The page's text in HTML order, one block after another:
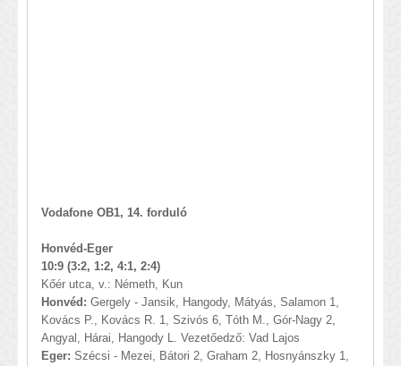
Vodafone OB1, 14. forduló
Honvéd-Eger
10:9 (3:2, 1:2, 4:1, 2:4)
Kőér utca, v.: Németh, Kun
Honvéd: Gergely - Jansik, Hangody, Mátyás, Salamon 1,
Kovács P., Kovács R. 1, Szivós 6, Tóth M., Gór-Nagy 2,
Angyal, Hárai, Hangody L. Vezetőedző: Vad Lajos
Eger: Szécsi - Mezei, Bátori 2, Graham 2, Hosnyánszky 1,